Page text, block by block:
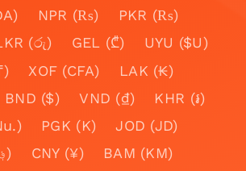
NPR (₨)
PKR (₨)
(රු) GEL (₾)
UYU ($U)
XOF (CFA)
LAK (₭)
BND ($) VND (₫)
KHR (៛)
PGK (K)
JOD (JD)
AFN (؋)
CNY (¥)
BAM (KM)